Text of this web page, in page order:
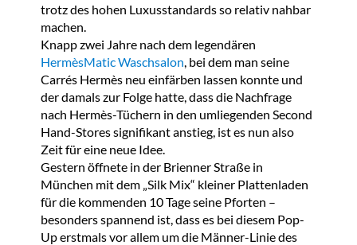
trotz des hohen Luxusstandards so relativ nahbar
machen.
Knapp zwei Jahre nach dem legendären
HermèsMatic Waschsalon, bei dem man seine
Carrés Hermès neu einfärben lassen konnte und
der damals zur Folge hatte, dass die Nachfrage
nach Hermès-Tüchern in den umliegenden Second
Hand-Stores signifikant anstieg, ist es nun also
Zeit für eine neue Idee.
Gestern öffnete in der Brienner Straße in
München mit dem „Silk Mix“ kleiner Plattenladen
für die kommenden 10 Tage seine Pforten –
besonders spannend ist, dass es bei diesem Pop-
Up erstmals vor allem um die Männer-Linie des